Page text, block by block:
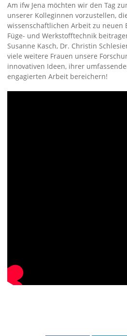
Am ifw Jena möchten wir den Tag
unserer Kolleginnen vorzustellen,
wissenschaftlichen Arbeit zu neuen
Füge- und Werkstofftechnik
Susanne Kasch, Dr. Christin
viele weitere Frauen unsere
innovativen Ideen, ihrer
engagierten Arbeit bereichern!